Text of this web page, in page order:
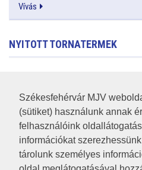
Székesfehérvár MJV
(sütiket) használunk annak
felhasználóink
információkat
tárolunk személyes
Vívás
NYITOTT TORNATERMEK
RSS
A HONLAP 2017.03.31-I
JOGI NYILATKOZAT
IMPRESSZUM